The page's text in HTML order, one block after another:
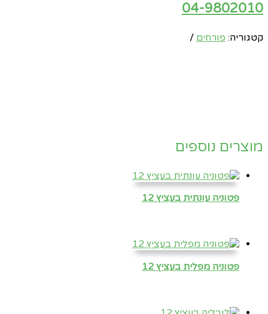
04-9802010
קטגוריה: פורחים
מוצרים נוספים
פטוניה עונתית בעציץ 12
פטוניה מפלית בעציץ 12